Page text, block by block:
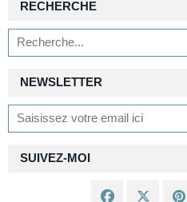
NEWSLETTER
SUIVEZ-MOI
RECHERCHE